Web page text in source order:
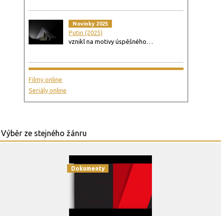
Novinky 2025
Putin (2025)
vznikl na motivy úspěšného…
Filmy online
Seriály online
Dokumenty